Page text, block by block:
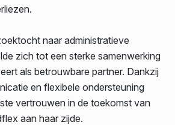
naar administratieve
zich tot een sterke samenwerking
als betrouwbare partner. Dankzij
en flexibele ondersteuning
vertrouwen in de toekomst van
aan haar zijde.